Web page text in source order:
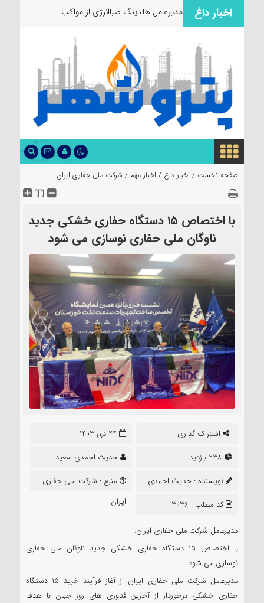
اخبار داغ
مدیرعامل هلدینگ صباانرژی از مواکب
صفحه نخست / اخبار داغ / اخبار مهم / شرکت ملی حفاری ایران
با اختصاص ۱۵ دستگاه حفاری خشکی جدید
ناوگان ملی حفاری نوسازی می شود
اشتراک گذاری
24 دی 1403
حدیث احمدی سعید
نویسنده : حدیث احمدی
سعید
منبع : شرکت ملی حفاری
ایران
کد مطلب : 3036
مدیرعامل شرکت ملی حفاری ایران:
با اختصاص ۱۵ دستگاه حفاری خشکی جدید ناوگان ملی حفاری
نوسازی می شود
مدیرعامل شرکت ملی حفاری ایران از آغاز فرآیند خرید ۱۵ دستگاه
حفاری خشکی برخوردار از آخرین فناوری های روز جهان با هدف